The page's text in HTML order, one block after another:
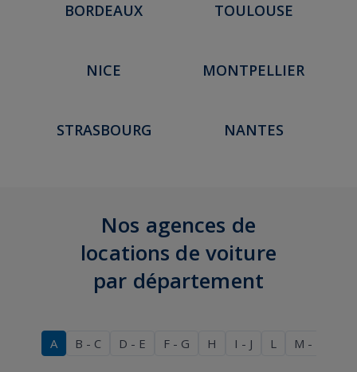
BORDEAUX TOULOUSE
NICE MONTPELLIER
STRASBOURG NANTES
Nos agences de
locations de voiture
par département
A B - C D - E F - G H I - J L M - N